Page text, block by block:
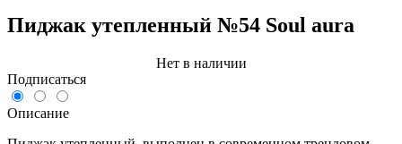
Пиджак утепленный №54 Soul aura
Нет в наличии
Подписаться
Описание